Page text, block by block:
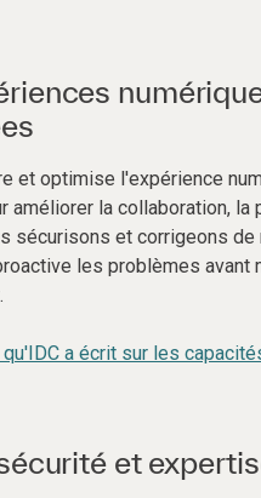
et optimise l'expérience
améliorer la collaboration, la
sécurisons et corrigeons de
les problèmes avant
a écrit sur les
et